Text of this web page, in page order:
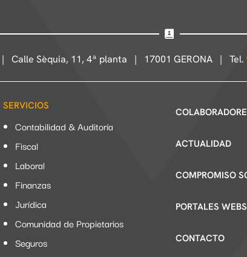
| Calle Sèquia, 11, 4ª planta | 17001 GERONA | Tel.
SERVICIOS
Contabilidad & Auditoría
Fiscal
Laboral
Finanzas
Jurídica
Comunidad de Propietarios
Seguros
ACTUALIDAD
COMPROMISO
PORTALES WEBS
CONTACTO